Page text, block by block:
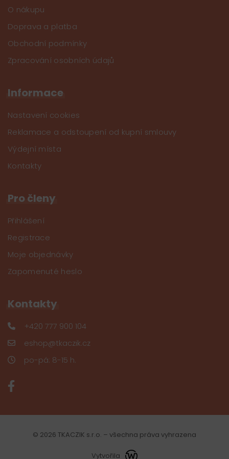
O nákupu
Doprava a platba
Obchodní podmínky
Zpracování osobních údajů
Informace
Nastavení cookies
Reklamace a odstoupení od kupní smlouvy
Výdejní místa
Kontakty
Pro členy
Přihlášení
Registrace
Moje objednávky
Zapomenuté heslo
Kontakty
+420 777 900 104
eshop@tkaczik.cz
po-pá: 8-15 h.
© 2026 TKACZIK s.r.o. – všechna práva vyhrazena
Vytvořila